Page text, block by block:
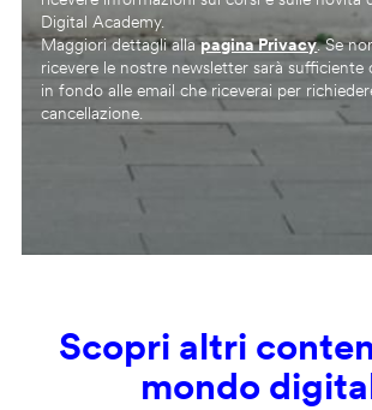
Digital Academy.
Maggiori dettagli allapagina Privacy. Se
ricevere le nostre newsletter sarà sufficiente
in fondo alle email che riceverai per
cancellazione.
Scopri altri
mondo